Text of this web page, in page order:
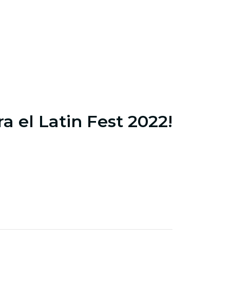
el Latin Fest 2022!